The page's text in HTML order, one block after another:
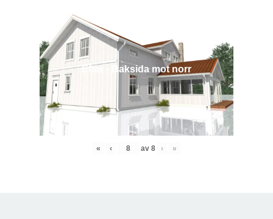
Efter - Baksida mot norr
« ‹ av 8 › »